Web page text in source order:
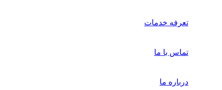
تعرفه خدمات
تماس با ما
درباره ما